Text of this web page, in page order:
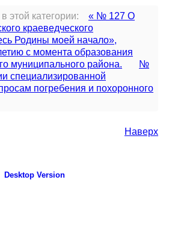
этой категории:
« № 127 О
краеведческого
Родины моей начало»,
с момента образования
муниципального района.
№
специализированной
погребения и похоронного
Наверх
Desktop Version